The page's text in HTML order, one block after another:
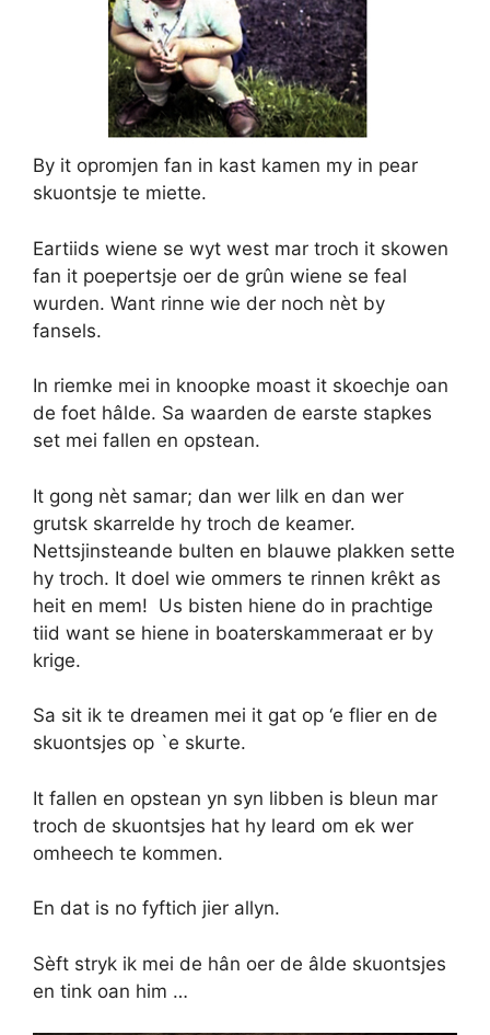
By it opromjen fan in kast kamen my in pear
skuontsje te miette.
Eartiids wiene se wyt west mar troch it skowen
fan it poepertsje oer de grûn wiene se feal
wurden. Want rinne wie der noch nèt by
fansels.
In riemke mei in knoopke moast it skoechje oan
de foet hâlde. Sa waarden de earste stapkes
set mei fallen en opstean.
It gong nèt samar; dan wer lilk en dan wer
grutsk skarrelde hy troch de keamer.
Nettsjinsteande bulten en blauwe plakken sette
hy troch. It doel wie ommers te rinnen krêkt as
heit en mem! Us bisten hiene do in prachtige
tiid want se hiene in boaterskammeraat er by
krige.
Sa sit ik te dreamen mei it gat op ‘e flier en de
skuontsjes op `e skurte.
It fallen en opstean yn syn libben is bleun mar
troch de skuontsjes hat hy leard om ek wer
omheech te kommen.
En dat is no fyftich jier allyn.
Sèft stryk ik mei de hân oer de âlde skuontsjes
en tink oan him …